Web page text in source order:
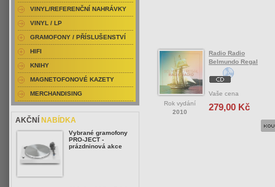
Rok vydání
2010
Radio Radio
Belmundo Regal
Vaše cena
279,00 Kč
VINYL/REFERENČNÍ NAHRÁVKY
VINYL / LP
GRAMOFONY / PŘÍSLUŠENSTVÍ
HIFI
KNIHY
MAGNETOFONOVÉ KAZETY
MERCHANDISING
AKČNÍ NABÍDKA
Vybrané gramofony
PRO-JECT -
prázdninová akce